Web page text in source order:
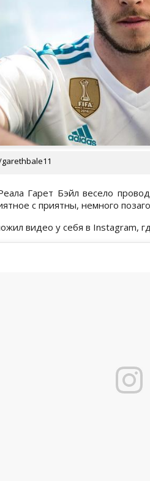
Гарет Бэйл весело
с приятны, немного
видео у себя в Instagram,